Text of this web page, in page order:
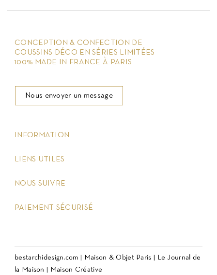
CONCEPTION & CONFECTION DE
COUSSINS DÉCO EN SÉRIES LIMITÉES
100% MADE IN FRANCE À PARIS
Nous envoyer un message
INFORMATION
LIENS UTILES
NOUS SUIVRE
PAIEMENT SÉCURISÉ
bestarchidesign.com Maison & Objet Paris
Le Journal de
la Maison
Maison Créative